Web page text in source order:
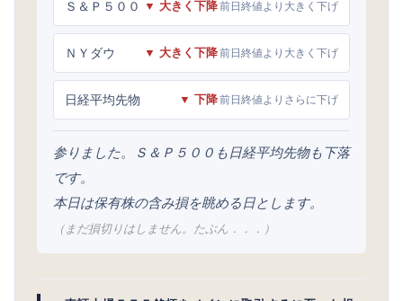
Ｓ＆Ｐ５００ ▼ 大きく下降前日終値より大きく下げ
ＮＹダウ ▼ 大きく下降前日終値より大きく下げ
日経平均先物 ▼ 下降前日終値よりさらに下げ
参りました。Ｓ＆Ｐ５００も日経平均先物も下落
です。
本日は保有株の含み損を眺める日とします。
（まだ損切りはしません。たぶん．．．）